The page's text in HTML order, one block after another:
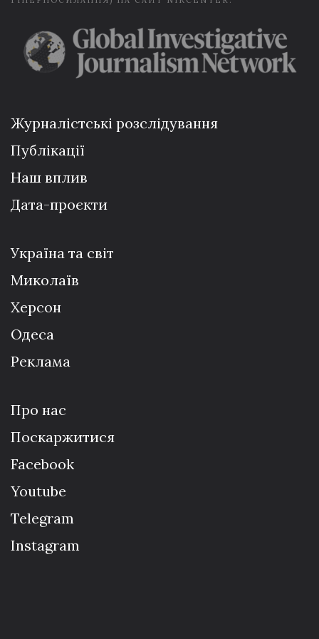
Журналістські розслідування
Публікації
Наш вплив
Дата-проєкти
Україна та світ
Миколаїв
Херсон
Одеса
Реклама
Про нас
Поскаржитися
Facebook
Youtube
Telegram
Instagram